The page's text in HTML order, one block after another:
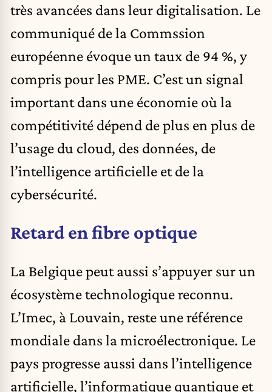
très avancées dans leur digitalisation. Le
communiqué de la Commssion
européenne évoque un taux de 94 %, y
compris pour les PME. C’est un signal
important dans une économie où la
compétitivité dépend de plus en plus de
l’usage du cloud, des données, de
l’intelligence artificielle et de la
cybersécurité.
Retard en fibre optique
La Belgique peut aussi s’appuyer sur un
écosystème technologique reconnu.
L’Imec, à Louvain, reste une référence
mondiale dans la microélectronique. Le
pays progresse aussi dans l’intelligence
artificielle, l’informatique quantique et